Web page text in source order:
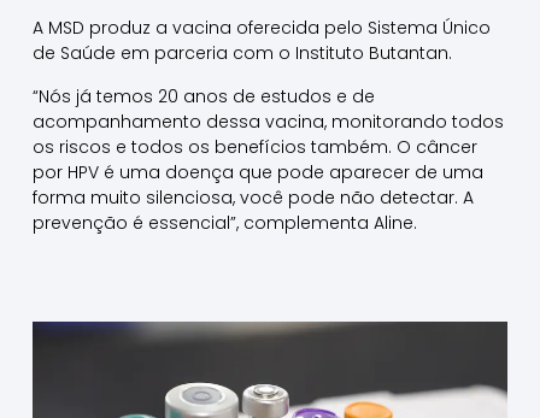
A MSD produz a vacina oferecida pelo Sistema Único
de Saúde em parceria com o Instituto Butantan.
“Nós já temos 20 anos de estudos e de
acompanhamento dessa vacina, monitorando todos
os riscos e todos os benefícios também. O câncer
por HPV é uma doença que pode aparecer de uma
forma muito silenciosa, você pode não detectar. A
prevenção é essencial”, complementa Aline.